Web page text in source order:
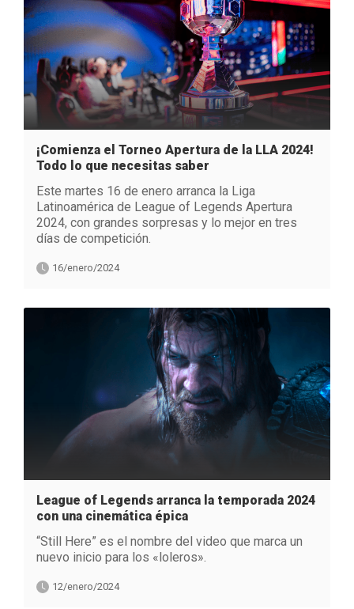
¡Comienza el Torneo Apertura de la LLA 2024!
Todo lo que necesitas saber
Este martes 16 de enero arranca la Liga
Latinoamérica de League of Legends Apertura
2024, con grandes sorpresas y lo mejor en tres
días de competición.
16/enero/2024
League of Legends arranca la temporada 2024
con una cinemática épica
“Still Here” es el nombre del video que marca un
nuevo inicio para los «loleros».
12/enero/2024